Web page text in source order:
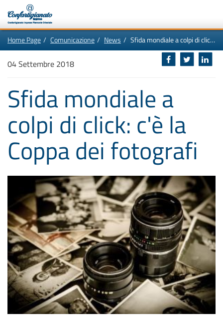
Vai
In
questa
di
navigazione
Ricerca
nel
Contenuti
principali
[5]
ultime
novità
da
Confartigianato
Home Page Comunicazione News Sfida mondiale a colpi di click: c'è la Coppa dei fotografi
04 Settembre 2018
Sfida mondiale a
colpi di click: c'è la
Coppa dei fotografi